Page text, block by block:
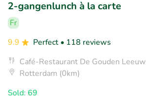
2-gangenlunch à la carte
Fr
9.9
Perfect • 118 reviews
Café-Restaurant De Gouden Leeuw
Rotterdam (0km)
Sold: 69